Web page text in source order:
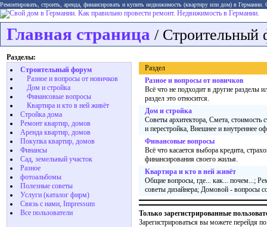
Ремонтировать, строить, аренда, финансировать и купить недвижимость (квартиру или дом) в
Главная страница / Строительный
Разделы:
Строительный форум
Разное и вопросы от новичков
Дом и стройка
Финансовые вопросы
Квартира и кто в ней живёт
Стройка дома
Ремонт квартир, домов
Аренда квартир, домов
Покупка квартир, домов
Финансы
Сад, земельный участок
Разное
фотоальбомы
Полезные советы
Услуги (каталог фирм)
Связь с нами, Impressum
Все пользователи
Раздел
Разное и вопросы от новичков
Всё что не подходит в другие разделы
раздел это относится.
Дом и стройка
Советы архитектора, Смета, стоимость
и перестройка, Внешнее и внутреннее
Финансовые вопросы
Всё что касается выбора кредита,
финансирования своего жилья.
Квартира и кто в ней живёт
Общие вопросы, где... как... почем...;
советы дизайнера; Домовой - вопросы
Только зарегистрированные
Зарегистрироваться вы можете перейдя